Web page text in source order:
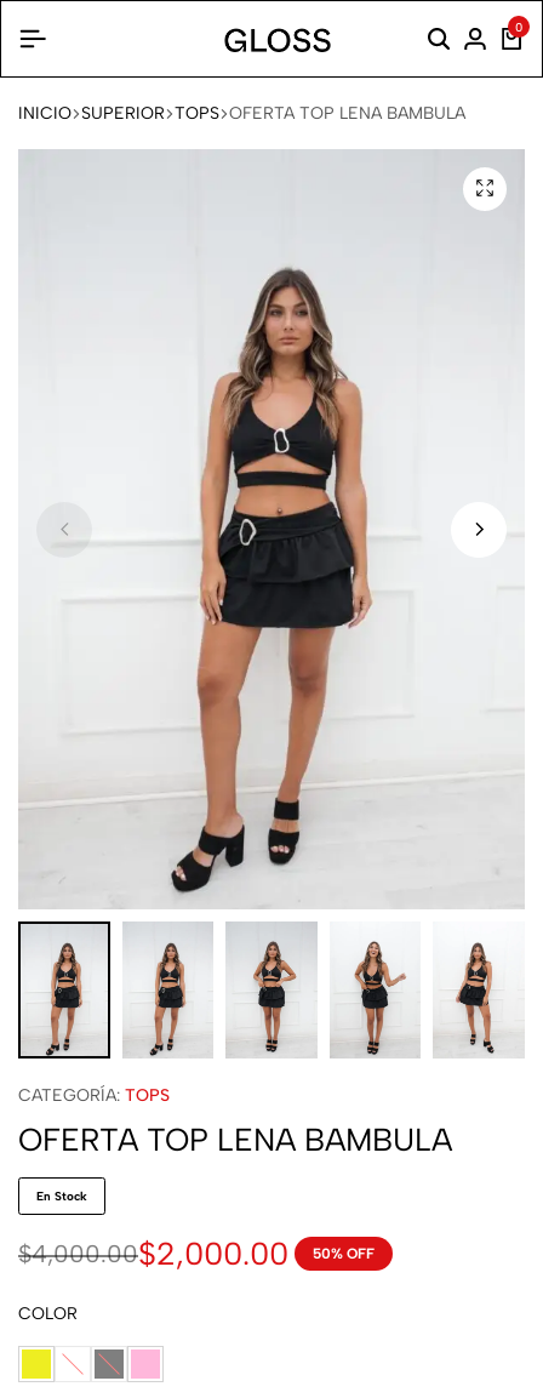
0
INICIO SUPERIOR TOPS OFERTA TOP LENA BAMBULA
CATEGORÍA: TOPS
OFERTA TOP LENA BAMBULA
En Stock
$4,000.00$2,000.00 50% OFF
COLOR